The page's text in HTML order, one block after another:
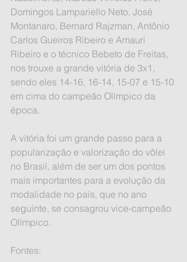
Domingos Lampariello Neto, José
Montanaro, Bernard Rajzman, Antônio
Carlos Gueiros Ribeiro e Amauri
Ribeiro e o técnico Bebeto de Freitas,
nos trouxe a grande vitória de 3x1,
sendo eles 14-16, 16-14, 15-07 e 15-10
em cima do campeão Olímpico da
época.
A vitória foi um grande passo para a
popularização e valorização do vôlei
no Brasil, além de ser um dos pontos
mais importantes para a evolução da
modalidade no país, que no ano
seguinte, se consagrou vice-campeão
Olímpico.
Fontes: